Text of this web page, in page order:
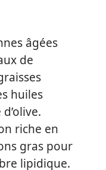
âgées
de
huiles
riche en
gras pour
lipidique.